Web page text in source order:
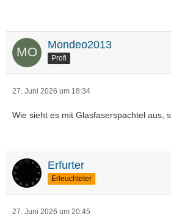
Mondeo2013
Profi
27. Juni 2026 um 18:34
Wie sieht es mit Glasfaserspachtel aus,
Erfurter
Erleuchteter
27. Juni 2026 um 20:45